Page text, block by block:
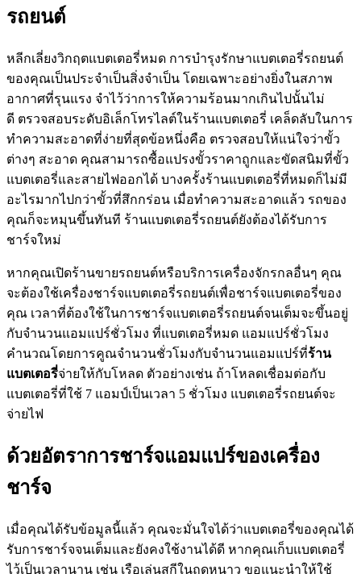
รถยนต์
หลีกเลี่ยงวิกฤตแบตเตอรี่หมด การบำรุงรักษาแบตเตอรี่รถยนต์
ของคุณเป็นประจำเป็นสิ่งจำเป็น โดยเฉพาะอย่างยิ่งในสภาพ
อากาศที่รุนแรง จำไว้ว่าการให้ความร้อนมากเกินไปนั้นไม่
ดี ตรวจสอบระดับอิเล็กโทรไลต์ในร้านแบตเตอรี่ เคล็ดลับในการ
ทำความสะอาดที่ง่ายที่สุดข้อหนึ่งคือ ตรวจสอบให้แน่ใจว่าขั้ว
ต่างๆ สะอาด คุณสามารถซื้อแปรงขั้วราคาถูกและขัดสนิมที่ขั้ว
แบตเตอรี่และสายไฟออกได้ บางครั้งร้านแบตเตอรี่ที่หมดก็ไม่มี
อะไรมากไปกว่าขั้วที่สึกกร่อน เมื่อทำความสะอาดแล้ว รถของ
คุณก็จะหมุนขึ้นทันที ร้านแบตเตอรี่รถยนต์ยังต้องได้รับการ
ชาร์จใหม่
หากคุณเปิดร้านขายรถยนต์หรือบริการเครื่องจักรกลอื่นๆ คุณ
จะต้องใช้เครื่องชาร์จแบตเตอรี่รถยนต์เพื่อชาร์จแบตเตอรี่ของ
คุณ เวลาที่ต้องใช้ในการชาร์จแบตเตอรี่รถยนต์จนเต็มจะขึ้นอยู่
กับจำนวนแอมแปร์ชั่วโมง ที่แบตเตอรี่หมด แอมแปร์ชั่วโมง
คำนวณโดยการคูณจำนวนชั่วโมงกับจำนวนแอมแปร์ที่ร้าน
แบตเตอรี่จ่ายให้กับโหลด ตัวอย่างเช่น ถ้าโหลดเชื่อมต่อกับ
แบตเตอรี่ที่ใช้ 7 แอมป์เป็นเวลา 5 ชั่วโมง แบตเตอรี่รถยนต์จะ
จ่ายไฟ
ด้วยอัตราการชาร์จแอมแปร์ของเครื่อง
ชาร์จ
เมื่อคุณได้รับข้อมูลนี้แล้ว คุณจะมั่นใจได้ว่าแบตเตอรี่ของคุณได้
รับการชาร์จจนเต็มและยังคงใช้งานได้ดี หากคุณเก็บแบตเตอรี่
ไว้เป็นเวลานาน เช่น เรือเล่นสกีในฤดูหนาว ขอแนะนำให้ใช้